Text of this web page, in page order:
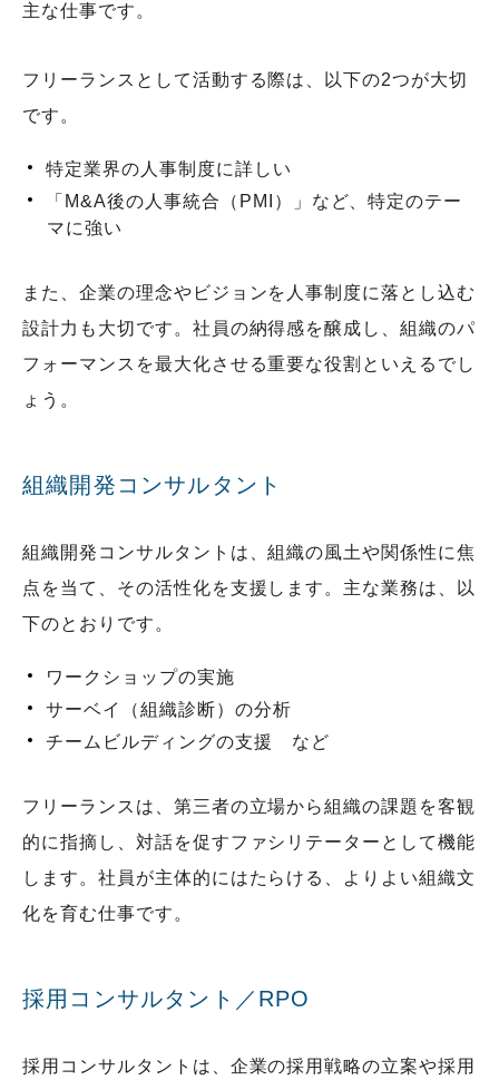
主な仕事です。
フリーランスとして活動する際は、以下の2つが大切
です。
特定業界の人事制度に詳しい
「M&A後の人事統合（PMI）」など、特定のテー
マに強い
また、企業の理念やビジョンを人事制度に落とし込む
設計力も大切です。社員の納得感を醸成し、組織のパ
フォーマンスを最大化させる重要な役割といえるでし
ょう。
組織開発コンサルタント
組織開発コンサルタントは、組織の風土や関係性に焦
点を当て、その活性化を支援します。主な業務は、以
下のとおりです。
ワークショップの実施
サーベイ（組織診断）の分析
チームビルディングの支援 など
フリーランスは、第三者の立場から組織の課題を客観
的に指摘し、対話を促すファシリテーターとして機能
します。社員が主体的にはたらける、よりよい組織文
化を育む仕事です。
採用コンサルタント／RPO
採用コンサルタントは、企業の採用戦略の立案や採用